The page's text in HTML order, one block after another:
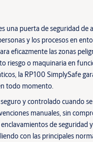
una puerta de seguridad de
y los procesos en
eficazmente las zonas
riesgo o maquinaria en
la RP100 SimplySafe
todo momento.
y controlado cuando
manuales, sin
de seguridad
con las principales